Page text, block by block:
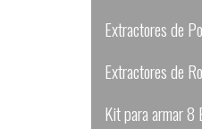
Extractores de
Extractores de
Kit para armar 8